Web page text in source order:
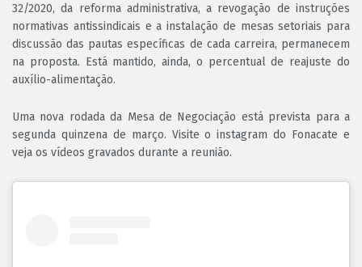
32/2020, da reforma administrativa, a revogação de instruções
normativas antissindicais e a instalação de mesas setoriais para
discussão das pautas específicas de cada carreira, permanecem
na proposta. Está mantido, ainda, o percentual de reajuste do
auxílio-alimentação.
Uma nova rodada da Mesa de Negociação está prevista para a
segunda quinzena de março. Visite o instagram do Fonacate e
veja os vídeos gravados durante a reunião.